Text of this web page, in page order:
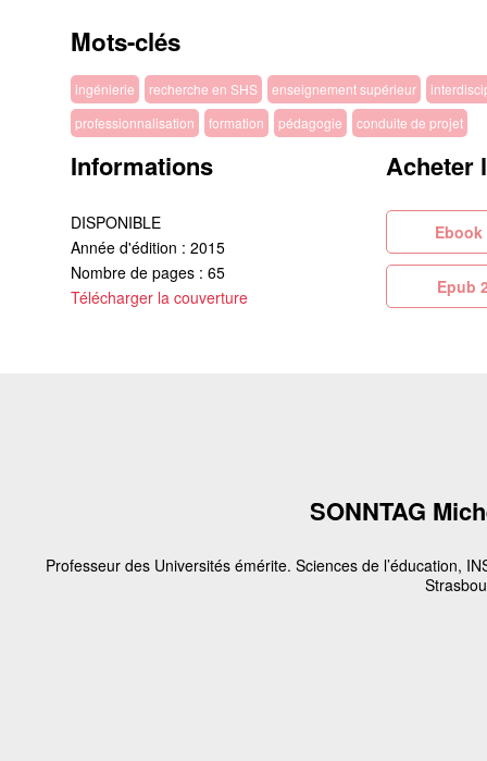
Mots-clés
ingénierie recherche en SHS enseignement supérieur
professionnalisation
formation pédagogie conduite de projet
Informations
DISPONIBLE
Année d'édition : 2015
Nombre de pages : 65
Télécharger la couverture
Acheter
SONNTAG
Professeur des Universités émérite. Sciences de l’éducation,